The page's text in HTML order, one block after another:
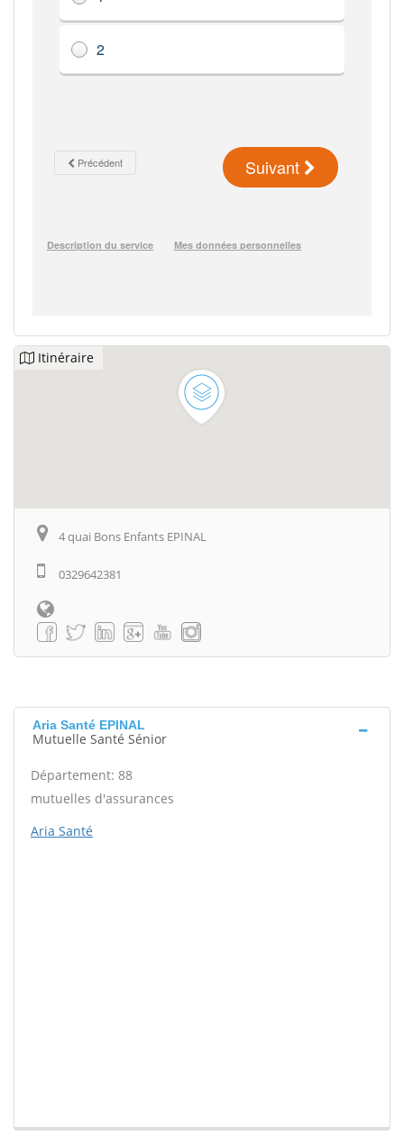
Itinéraire
4 quai Bons Enfants EPINAL
0329642381
Aria Santé EPINAL
Mutuelle Santé Sénior
Département: 88
mutuelles d'assurances
Aria Santé